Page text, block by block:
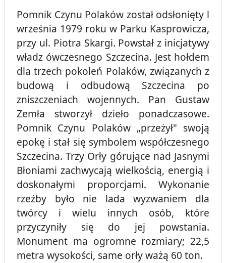
Pomnik Czynu Polaków został odsłonięty l
września 1979 roku w Parku Kasprowicza,
przy ul. Piotra Skargi. Powstał z inicjatywy
władz ówczesnego Szczecina. Jest hołdem
dla trzech pokoleń Polaków, związanych z
budową i odbudową Szczecina po
zniszczeniach wojennych. Pan Gustaw
Zemła stworzył dzieło ponadczasowe.
Pomnik Czynu Polaków „przeżył" swoją
epokę i stał się symbolem współczesnego
Szczecina. Trzy Orły górujące nad Jasnymi
Błoniami zachwycają wielkością, energią i
doskonałymi proporcjami. Wykonanie
rzeźby było nie lada wyzwaniem dla
twórcy i wielu innych osób, które
przyczyniły się do jej powstania.
Monument ma ogromne rozmiary; 22,5
metra wysokości, same orły ważą 60 ton.